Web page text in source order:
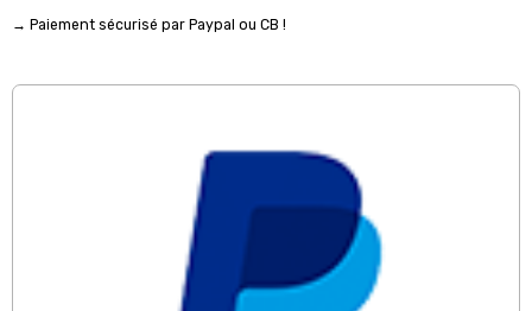
→ Paiement sécurisé par Paypal ou CB !